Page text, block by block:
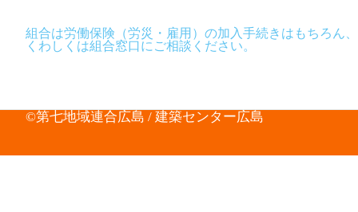
組合は労働保険（労災・雇用）の加入手続きはもちろん
くわしくは組合窓口にご相談ください。
©第七地域連合広島 / 建築センター広島